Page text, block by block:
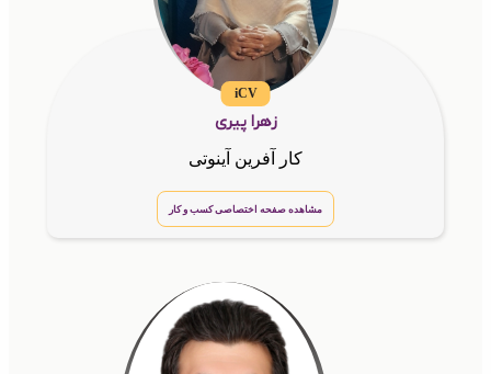
iCV
زهرا پیری
کار آفرین آینوتی
مشاهده صفحه اختصاصی کسب و کار